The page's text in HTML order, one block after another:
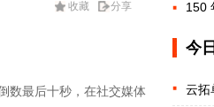
收藏 分享
数最后十秒，在社交媒体
150
今
云拓